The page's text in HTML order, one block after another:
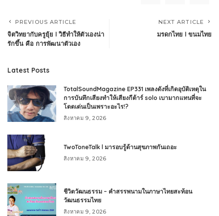
PREVIOUS ARTICLE
จิตวิทยากับครูยุ้ย l วิธีทำให้ตัวเองน่า
รักขึ้น คือ การพัฒนาตัวเอง
NEXT ARTICLE
มรดกไทย l ขนมไทย
Latest Posts
TotalSoundMagazine EP331 เพลงดังที่เกิดอุบัติเหตุใน
การบันทึกเสียงทำให้เสียงกีต้าร์ solo เบามากแทนที่จะ
โดดเด่นเป็นเพราะอะไร!?
สิงหาคม 9, 2026
TwoToneTalk l มารอบรู้ด้านสุขภาพกันเถอะ
สิงหาคม 9, 2026
ชีวิตวัฒนธรรม – คำสรรพนามในภาษาไทยสะท้อน
วัฒนธรรมไทย
สิงหาคม 9, 2026